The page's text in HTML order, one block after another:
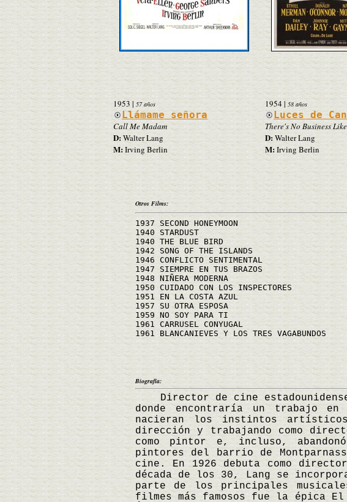
1953 | 57 años
Llámame señora
Call Me Madam
D:Walter Lang
M:Irving Berlin
1954| 58 años
Luces de
There's No Business
D: Walter Lang
M: Irving Berlin
Otros Films:
1937 SECOND HONEYMOON
1940 STARDUST
1940 THE BLUE BIRD
1942 SONG OF THE ISLANDS
1946 CONFLICTO SENTIMENTAL
1947 SIEMPRE EN TUS BRAZOS
1948 NIÑERA MODERNA
1950 CUIDADO CON LOS INSPECTORES
1951 EN LA COSTA AZUL
1957 SU OTRA ESPOSA
1959 NO SOY PARA TI
1961 CARRUSEL CONYUGAL
1961 BLANCANIEVES Y LOS TRES VAGABUNDOS
Biografía:
Director de cine estadounidense
donde encontraría un trabajo
nacieran los instintos
dirección y trabajando como
como pintor e, incluso,
pintores del barrio de
cine. En 1926 debuta como
década de los 30, Lang se
parte de los principales
filmes más famosos fue la épica